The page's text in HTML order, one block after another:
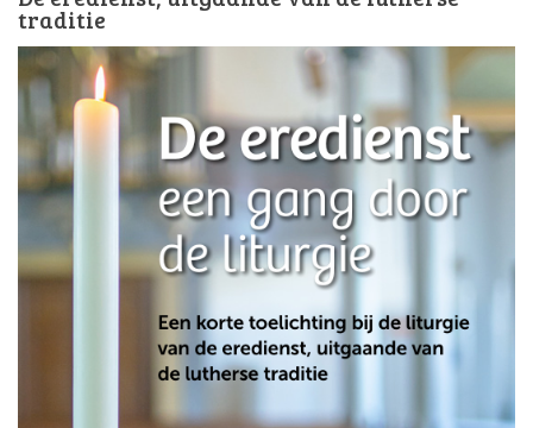
traditie